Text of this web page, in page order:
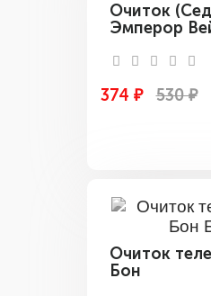
Очиток
Эмперор
374 ₽ 530 ₽
Очиток
Бон